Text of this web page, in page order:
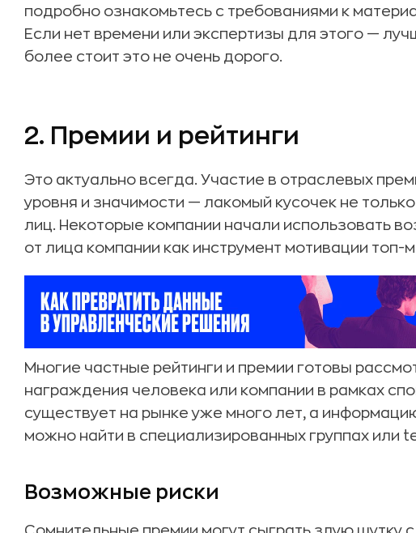
подробно ознакомьтесь с требованиями к
Если нет времени или экспертизы для этого —
более стоит это не очень дорого.
2. Премии и рейтинги
Это актуально всегда. Участие в отраслевых
уровня и значимости — лакомый кусочек не
лиц. Некоторые компании начали использовать
от лица компании как инструмент мотивации топ-
Многие частные рейтинги и премии готовы
награждения человека или компании в рамках
существует на рынке уже много лет, а
можно найти в специализированных группах или
Возможные риски